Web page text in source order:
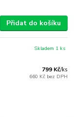
Přidat do košíku
799 Kč/ks
660 Kč bez DPH
Skladem 1 ks